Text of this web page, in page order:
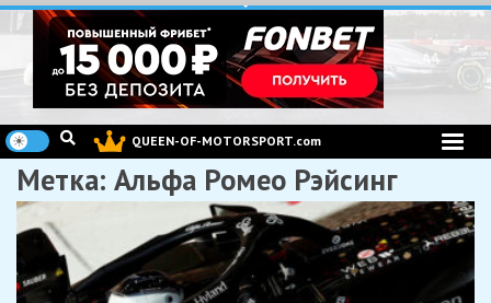
Перейти
к
содержимому
QUEEN-OF-MOTORSPORT.com
Метка: Альфа Ромео Рэйсинг